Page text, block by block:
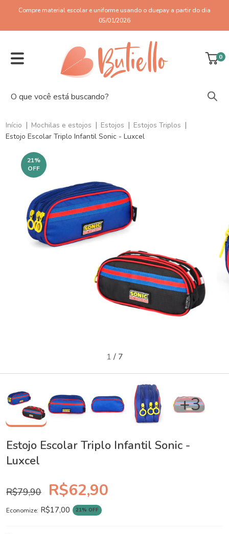
Compre material escolar e uniforme usando o duepay a partir do dia
05/01/2026
0
Início | Mochilas e estojos | Estojos | Estojos Triplos |
Estojo Escolar Triplo Infantil Sonic - Luxcel
+3
21%
OFF
1 / 7
Estojo Escolar Triplo Infantil Sonic -
Luxcel
R$79,90 R$62,90
Economize: R$17,00 21% OFF